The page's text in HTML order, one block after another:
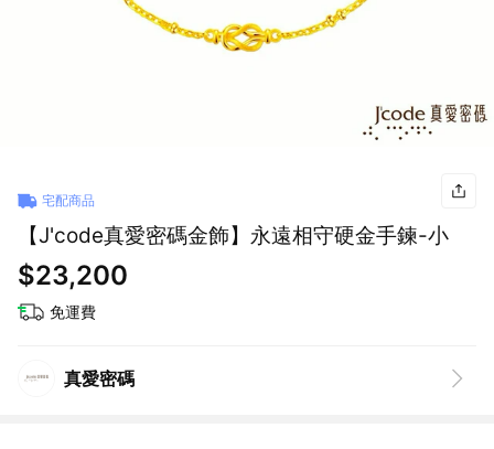
宅配商品
【J'code真愛密碼金飾】永遠相守硬金手鍊-小
$23,200
免運費
真愛密碼